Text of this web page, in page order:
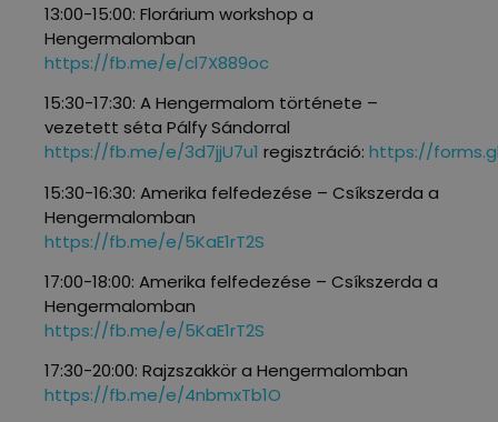
13:00-15:00: Florárium workshop a
Hengermalomban
https://fb.me/e/cl7X889oc
15:30-17:30: A Hengermalom története –
vezetett séta Pálfy Sándorral
https://fb.me/e/3d7jjU7u1 regisztráció: https://
15:30-16:30: Amerika felfedezése – Csíkszerda a
Hengermalomban
https://fb.me/e/5KaE1rT2S
17:00-18:00: Amerika felfedezése – Csíkszerda a
Hengermalomban
https://fb.me/e/5KaE1rT2S
17:30-20:00: Rajzszakkör a Hengermalomban
https://fb.me/e/4nbmxTb1O